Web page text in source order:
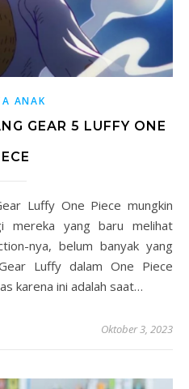
ANAK
GEAR 5 LUFFY ONE
mereka yang baru melihat
nya, belum banyak yang
Luffy dalam One Piece
karena ini adalah saat…
Oktober 3, 2023